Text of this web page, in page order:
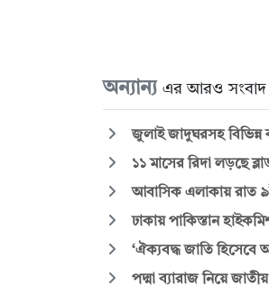
অন্যান্য এর আরও সংবাদ
জুলাই জাদুঘরসহ বিভিন্ন
১১ মাসের রিদা লড়ছে
আবাসিক এলাকায় রাত
ঢাকায় পাকিস্তান
‘ঐক্যবদ্ধ জাতি হিসেবে
পদ্মা ব্যারাজ নিয়ে